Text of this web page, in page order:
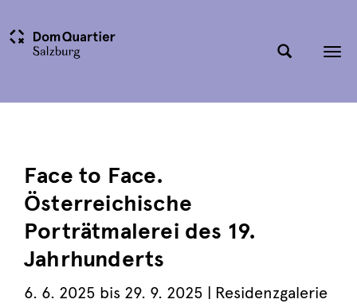
Face to Face.
Österreichische
Porträtmalerei des 19.
Jahrhunderts
6. 6. 2025 bis 29. 9. 2025 | Residenzgalerie